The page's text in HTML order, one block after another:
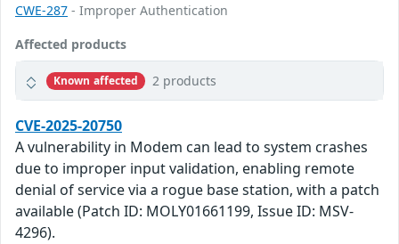
CWE-287 - Improper Authentication
Affected products
Known affected 2 products
CVE-2025-20750
A vulnerability in Modem can lead to system crashes
due to improper input validation, enabling remote
denial of service via a rogue base station, with a patch
available (Patch ID: MOLY01661199, Issue ID: MSV-
4296).